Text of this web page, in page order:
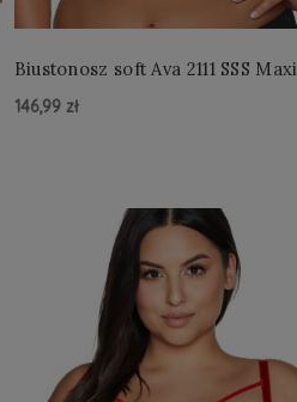
Biustonosz soft Ava 2111 SSS Maxi
146,99 zł